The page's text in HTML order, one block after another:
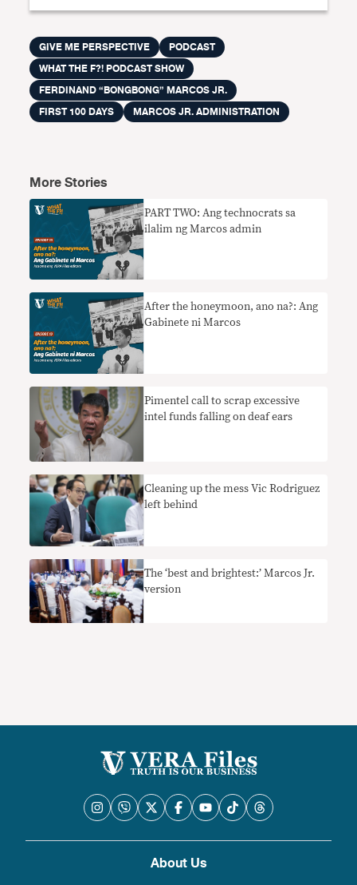
GIVE ME PERSPECTIVE
PODCAST
WHAT THE F?! PODCAST SHOW
FERDINAND “BONGBONG” MARCOS JR.
FIRST 100 DAYS
MARCOS JR. ADMINISTRATION
More Stories
PART TWO: Ang technocrats sa
ilalim ng Marcos admin
After the honeymoon, ano na?: Ang
Gabinete ni Marcos
Pimentel call to scrap excessive
intel funds falling on deaf ears
Cleaning up the mess Vic Rodriguez
left behind
The ‘best and brightest:’ Marcos Jr.
version
About Us